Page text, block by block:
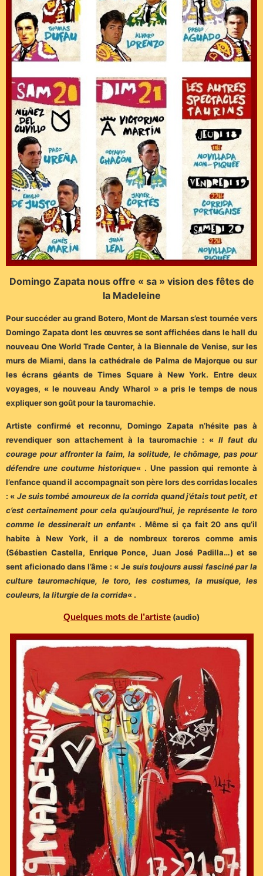
Domingo Zapata nous offre « sa » vision des fêtes de
la Madeleine
Pour succéder au grand Botero, Mont de Marsan s’est tournée vers
Domingo Zapata dont les œuvres se sont affichées dans le hall du
nouveau One World Trade Center, à la Biennale de Venise, sur les
murs de Miami, dans la cathédrale de Palma de Majorque ou sur
les écrans géants de Times Square à New York. Entre deux
voyages, « le nouveau Andy Wharol » a pris le temps de nous
expliquer son goût pour la tauromachie.
Artiste confirmé et reconnu, Domingo Zapata n’hésite pas à
revendiquer son attachement à la tauromachie : « Il faut du
courage pour affronter la faim, la solitude, le chômage, pas pour
défendre une coutume historique« . Une passion qui remonte à
l’enfance quand il accompagnait son père lors des corridas locales
: « Je suis tombé amoureux de la corrida quand j’étais tout petit, et
c’est certainement pour cela qu’aujourd’hui, je représente le toro
comme le dessinerait un enfant« . Même si ça fait 20 ans qu’il
habite à New York, il a de nombreux toreros comme amis
(Sébastien Castella, Enrique Ponce, Juan José Padilla…) et se
sent aficionado dans l’âme : « Je suis toujours aussi fasciné par la
culture tauromachique, le toro, les costumes, la musique, les
couleurs, la liturgie de la corrida« .
Quelques mots de l’artiste (audio)